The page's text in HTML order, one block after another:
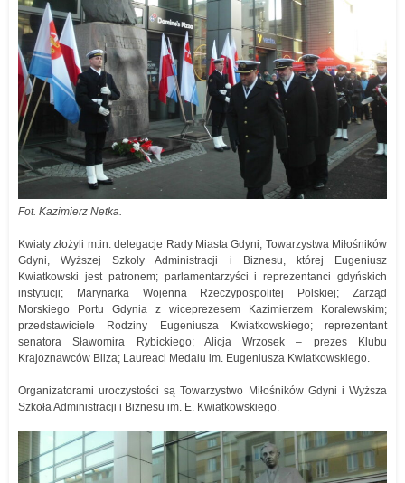
Fot. Kazimierz Netka.
Kwiaty złożyli m.in. delegacje Rady Miasta Gdyni, Towarzystwa Miłośników
Gdyni, Wyższej Szkoły Administracji i Biznesu, której Eugeniusz
Kwiatkowski jest patronem; parlamentarzyści i reprezentanci gdyńskich
instytucji; Marynarka Wojenna Rzeczypospolitej Polskiej; Zarząd
Morskiego Portu Gdynia z wiceprezesem Kazimierzem Koralewskim;
przedstawiciele Rodziny Eugeniusza Kwiatkowskiego; reprezentant
senatora Sławomira Rybickiego; Alicja Wrzosek – prezes Klubu
Krajoznawców Bliza; Laureaci Medalu im. Eugeniusza Kwiatkowskiego.
Organizatorami uroczystości są Towarzystwo Miłośników Gdyni i Wyższa
Szkoła Administracji i Biznesu im. E. Kwiatkowskiego.